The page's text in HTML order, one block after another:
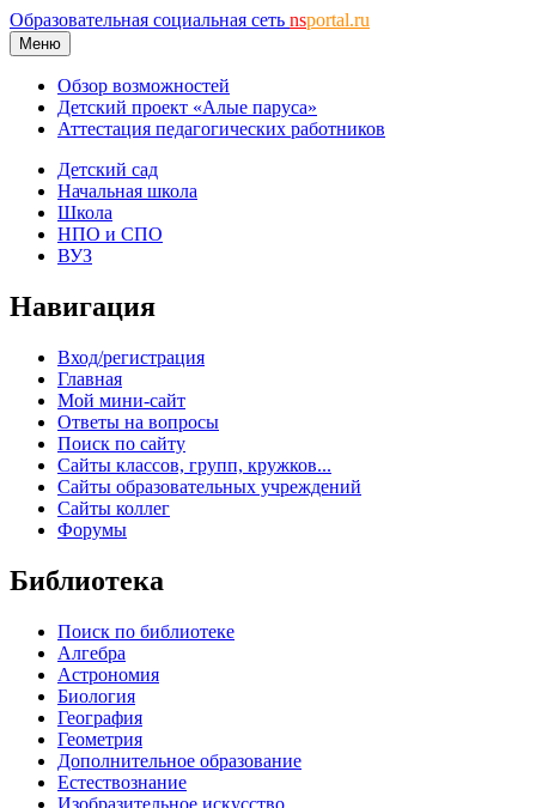
Образовательная социальная сеть nsportal.ru
Меню
Обзор возможностей
Детский проект «Алые паруса»
Аттестация педагогических работников
Детский сад
Начальная школа
Школа
НПО и СПО
ВУЗ
Навигация
Вход/регистрация
Главная
Мой мини-сайт
Ответы на вопросы
Поиск по сайту
Сайты классов, групп, кружков...
Сайты образовательных учреждений
Сайты коллег
Форумы
Библиотека
Поиск по библиотеке
Алгебра
Астрономия
Биология
География
Геометрия
Дополнительное образование
Естествознание
Изобразительное искусство